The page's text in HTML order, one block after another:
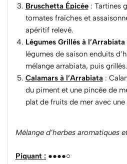
Bruschetta Épicée: Tartines
tomates fraîches et
apéritif relevé.
Légumes Grillés à l’Arrabiata
légumes de saison enduits
mélange arrabiata, puis grillés.
Calamars à l’Arrabiata:
du piment et une pincée de
plat de fruits de mer avec
Mélange d’herbes aromatiques
Piquant : ●●●●○